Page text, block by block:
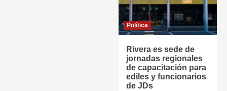
Política
Rivera es sede de
jornadas regionales
de capacitación para
ediles y funcionarios
de JDs